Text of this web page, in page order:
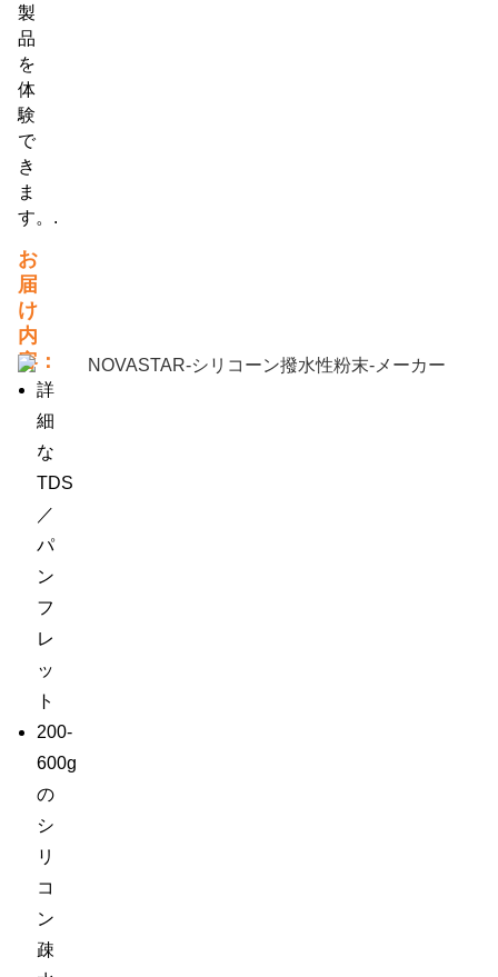
製
品
を
体
験
で
き
ま
す。.
お
届
け
内
容：
詳
細
な
TDS
／
パ
ン
フ
レ
ッ
ト
200-
600g
の
シ
リ
コ
ン
疎